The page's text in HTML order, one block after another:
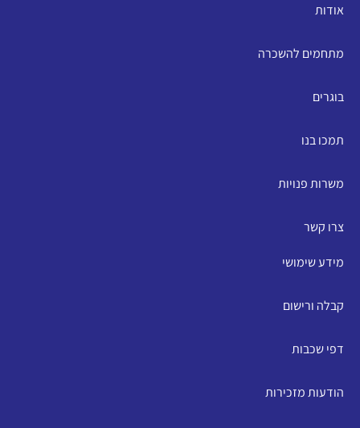
אודות
מתחמים להשכרה
בוגרים
תמכו בנו
משרות פנויות
צרו קשר
מידע שימושי
קבלה ורישום
דפי שכבות
הודעות מזכירות